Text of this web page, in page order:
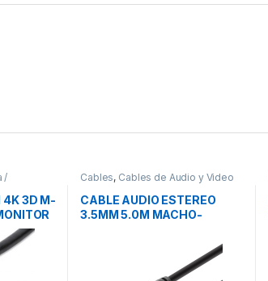
/
4K 3D M-
Cables, Cables de Audio y Video
CABLE AUDIO ESTEREO
3.5MM 5.0M MACHO-